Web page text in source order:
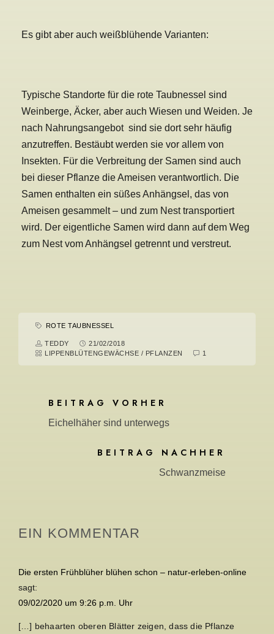
Es gibt aber auch weißblühende Varianten:
Typische Standorte für die rote Taubnessel sind
Weinberge, Äcker, aber auch Wiesen und Weiden. Je
nach Nahrungsangebot sind sie dort sehr häufig
anzutreffen. Bestäubt werden sie vor allem von
Insekten. Für die Verbreitung der Samen sind auch
bei dieser Pflanze die Ameisen verantwortlich. Die
Samen enthalten ein süßes Anhängsel, das von
Ameisen gesammelt – und zum Nest transportiert
wird. Der eigentliche Samen wird dann auf dem Weg
zum Nest vom Anhängsel getrennt und verstreut.
ROTE TAUBNESSEL
TEDDY
21/02/2018
LIPPENBLÜTENGEWÄCHSE / PFLANZEN 1
BEITRAG VORHER
Eichelhäher sind unterwegs
BEITRAG NACHHER
Schwanzmeise
EIN KOMMENTAR
Die ersten Frühblüher blühen schon – natur-erleben-online
sagt:
09/02/2020 um 9:26 p.m. Uhr
[…] behaarten oberen Blätter zeigen, dass die Pflanze